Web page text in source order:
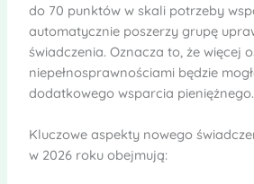
do 70 punktów w skali potrzeby
automatycznie poszerzy grupę
świadczenia. Oznacza to, że więcej
niepełnosprawnościami będzie
dodatkowego wsparcia pieniężnego.
Kluczowe aspekty nowego
w 2026 roku obejmują: